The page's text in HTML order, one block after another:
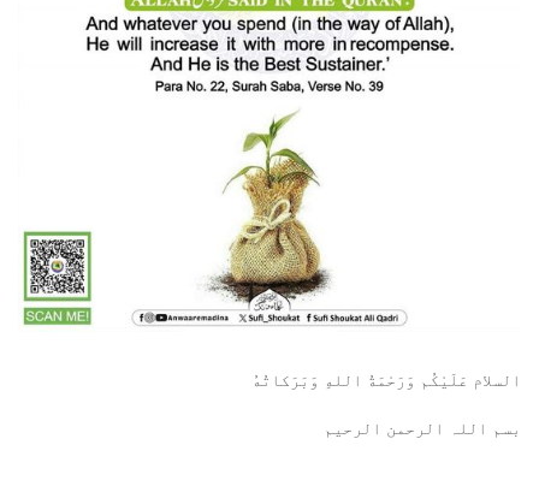
السلام عَلَيْكُم وَرَحْمَةُ اللهِ وَبَرَكاتُهُ
بسم اللہ الرحمن الرحيم